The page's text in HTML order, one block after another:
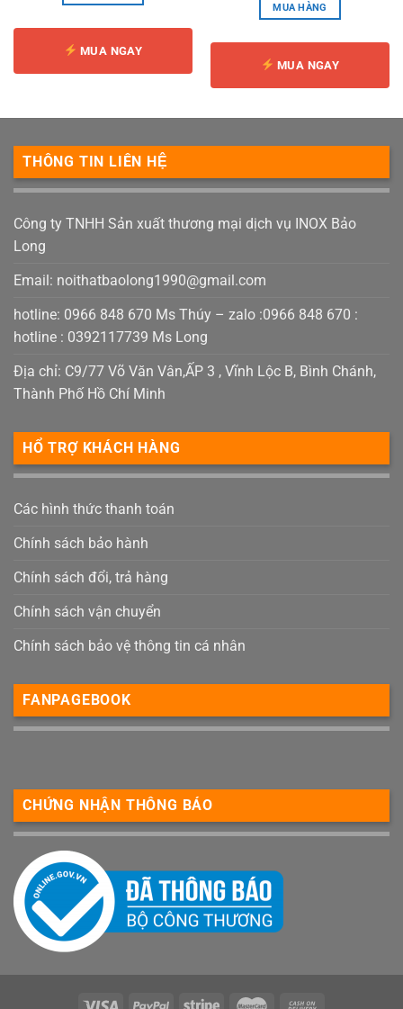
MUA NGAY
MUA HÀNG
MUA NGAY
₫.
THÔNG TIN LIÊN HỆ
Công ty TNHH Sản xuất thương mại dịch vụ INOX Bảo
Long
Email: noithatbaolong1990@gmail.com
hotline: 0966 848 670 Ms Thúy – zalo :0966 848 670 :
hotline : 0392117739 Ms Long
Địa chỉ: C9/77 Võ Văn Vân,ẤP 3 , Vĩnh Lộc B, Bình Chánh,
Thành Phố Hồ Chí Minh
HỔ TRỢ KHÁCH HÀNG
Các hình thức thanh toán
Chính sách bảo hành
Chính sách đổi, trả hàng
Chính sách vận chuyển
Chính sách bảo vệ thông tin cá nhân
FANPAGEBOOK
CHỨNG NHẬN THÔNG BÁO